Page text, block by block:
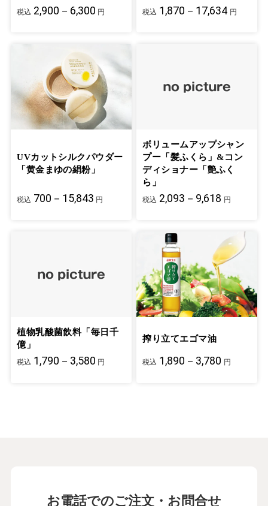
税込 2,900－6,300 円 税込 1,870－17,634 円
UVカットシルクパウダー
「黄金まゆの絹粉」
税込 700－15,843 円
ボリュームアップシャン
プー「髪ふくら」&コン
ディショナー「艶ふく
ら」
税込 2,093－9,618 円
植物乳酸菌飲料「毎日千
億」
税込 1,790－3,580 円
搾り立てエゴマ油
税込 1,890－3,780 円
お電話でのご注文・お問合せ